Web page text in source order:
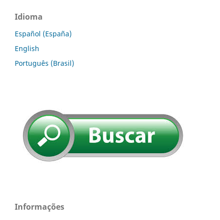
Idioma
Español (España)
English
Português (Brasil)
Informações